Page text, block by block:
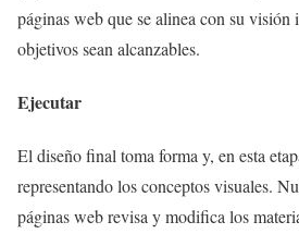
páginas web que se alinea con su visión
objetivos sean alcanzables.
Ejecutar
El diseño final toma forma y, en esta
representando los conceptos visuales.
páginas web revisa y modifica los